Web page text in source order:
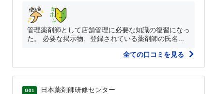
管理薬剤師として店舗管理に必要な知識の復習になっ
た。 必要な掲示物、登録されている薬剤師の氏名...
全ての口コミを見る
G01 日本薬剤師研修センター